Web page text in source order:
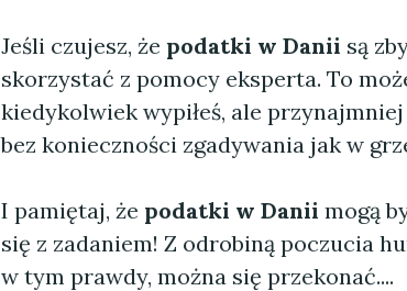
Jeśli czujesz, że podatki w Danii są
skorzystać z pomocy eksperta. To
kiedykolwiek wypiłeś, ale
bez konieczności zgadywania jak w
I pamiętaj, że podatki w Danii mogą
się z zadaniem! Z odrobiną poczucia
w tym prawdy, można się przekonać....